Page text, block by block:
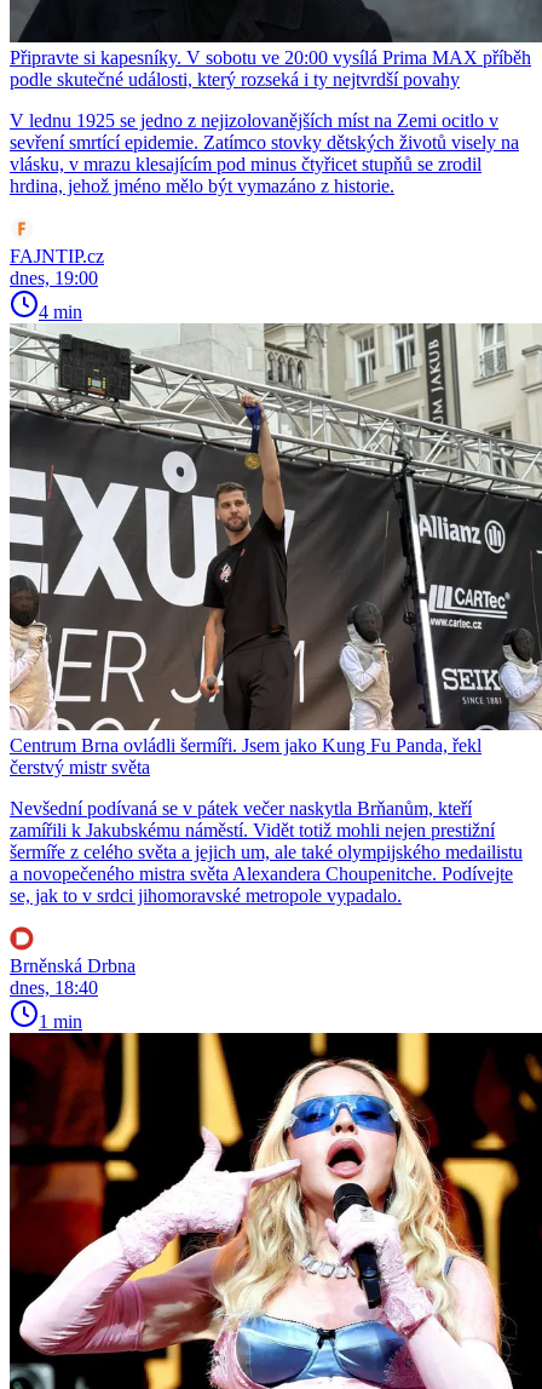
Připravte si kapesníky. V sobotu ve 20:00 vysílá Prima MAX příběh
podle skutečné události, který rozseká i ty nejtvrdší povahy
V lednu 1925 se jedno z nejizolovanějších míst na Zemi ocitlo v
sevření smrtící epidemie. Zatímco stovky dětských životů visely na
vlásku, v mrazu klesajícím pod minus čtyřicet stupňů se zrodil
hrdina, jehož jméno mělo být vymazáno z historie.
FAJNTIP.cz
dnes, 19:00
4 min
Centrum Brna ovládli šermíři. Jsem jako Kung Fu Panda, řekl
čerstvý mistr světa
Nevšední podívaná se v pátek večer naskytla Brňanům, kteří
zamířili k Jakubskému náměstí. Vidět totiž mohli nejen prestižní
šermíře z celého světa a jejich um, ale také olympijského medailistu
a novopečeného mistra světa Alexandera Choupenitche. Podívejte
se, jak to v srdci jihomoravské metropole vypadalo.
Brněnská Drbna
dnes, 18:40
1 min